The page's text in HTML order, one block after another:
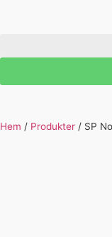
Hem / Produkter / SP